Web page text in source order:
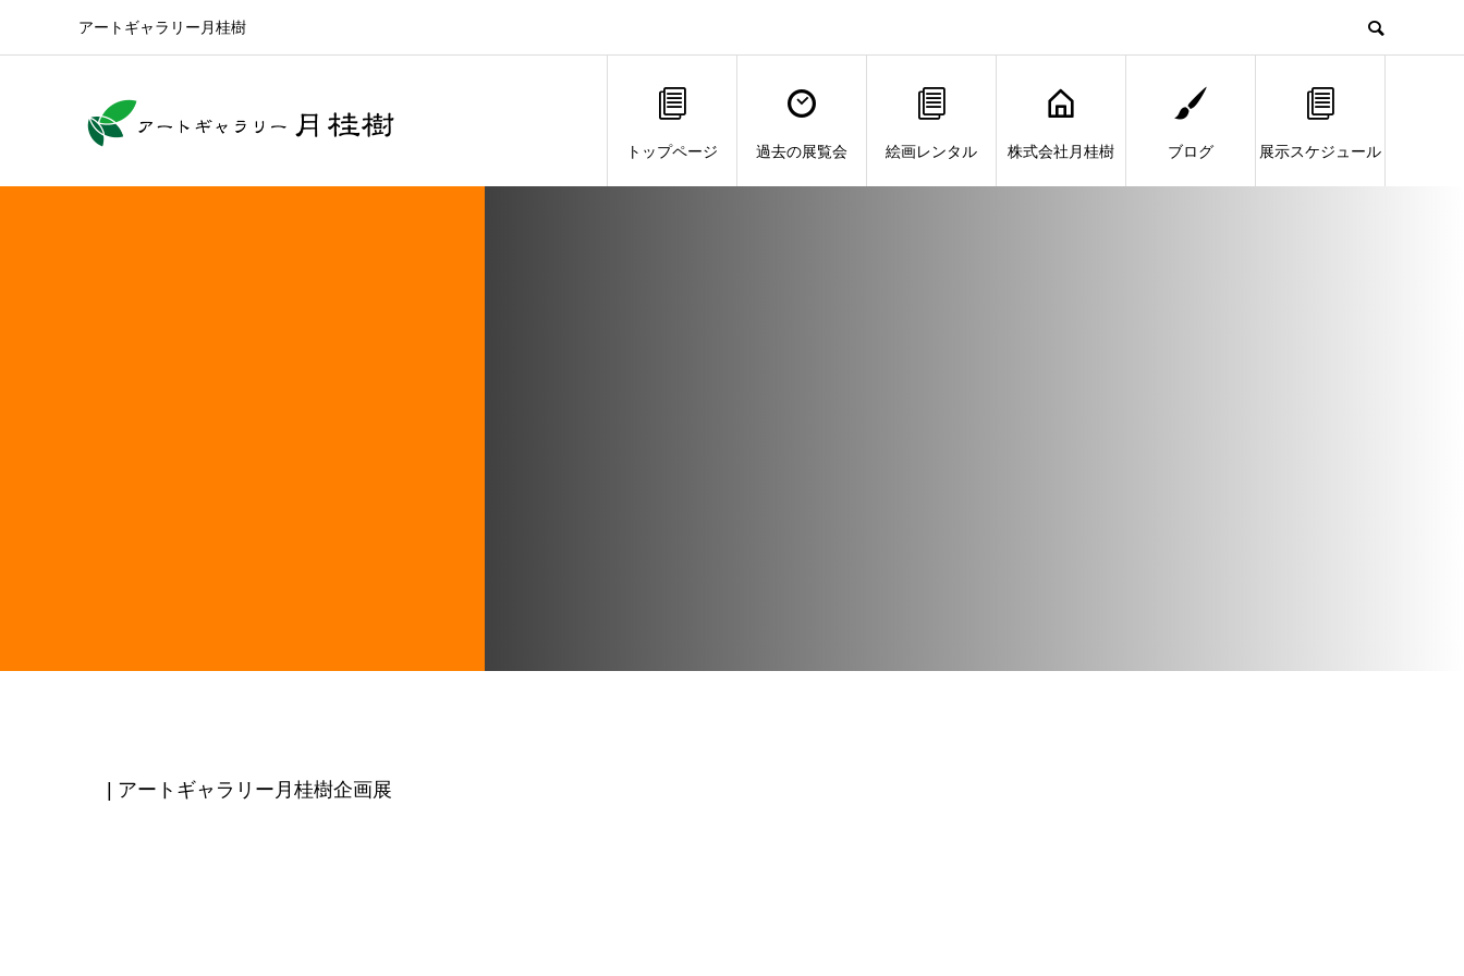
アートギャラリー月桂樹
トップページ 過去の展覧会 絵画レンタル 株式会社月桂樹 ブログ 展示スケジュール
| アートギャラリー月桂樹企画展